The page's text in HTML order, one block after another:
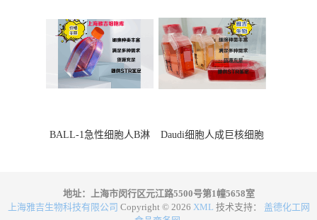
BALL-1急性细胞人B淋
Daudi细胞人成巨核细胞
地址：上海市闵行区元江路5500号第1幢5658室
上海雅吉生物科技有限公司 Copyright © 2026 XML 技术支持： 盖德化工网